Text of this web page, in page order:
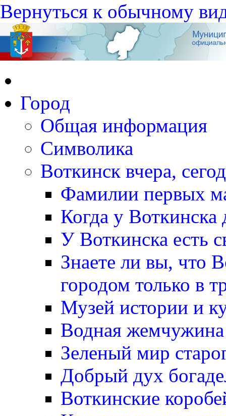
Вернуться к обычному
Город
Общая информация
Символика
Воткинск вчера,
Фамилии первых
Когда у Воткинска
У Воткинска есть
Знаете ли вы, что
городом только в
Музей истории и
Водная жемчужина
Зеленый мир
Добрый дух
Воткинские